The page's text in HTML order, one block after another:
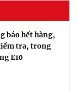
báo hết hàng,
tra, trong
E10